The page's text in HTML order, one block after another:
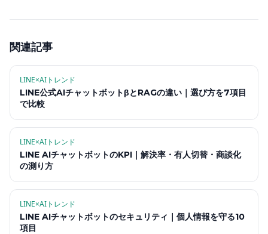
関連記事
LINE×AIトレンド
LINE公式AIチャットボットβとRAGの違い｜選び方を7項目
で比較
LINE×AIトレンド
LINE AIチャットボットのKPI｜解決率・有人切替・商談化
の測り方
LINE×AIトレンド
LINE AIチャットボットのセキュリティ｜個人情報を守る10
項目